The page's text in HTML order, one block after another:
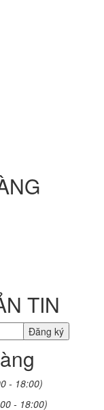
TIN
- 18:00)
- 18:00)